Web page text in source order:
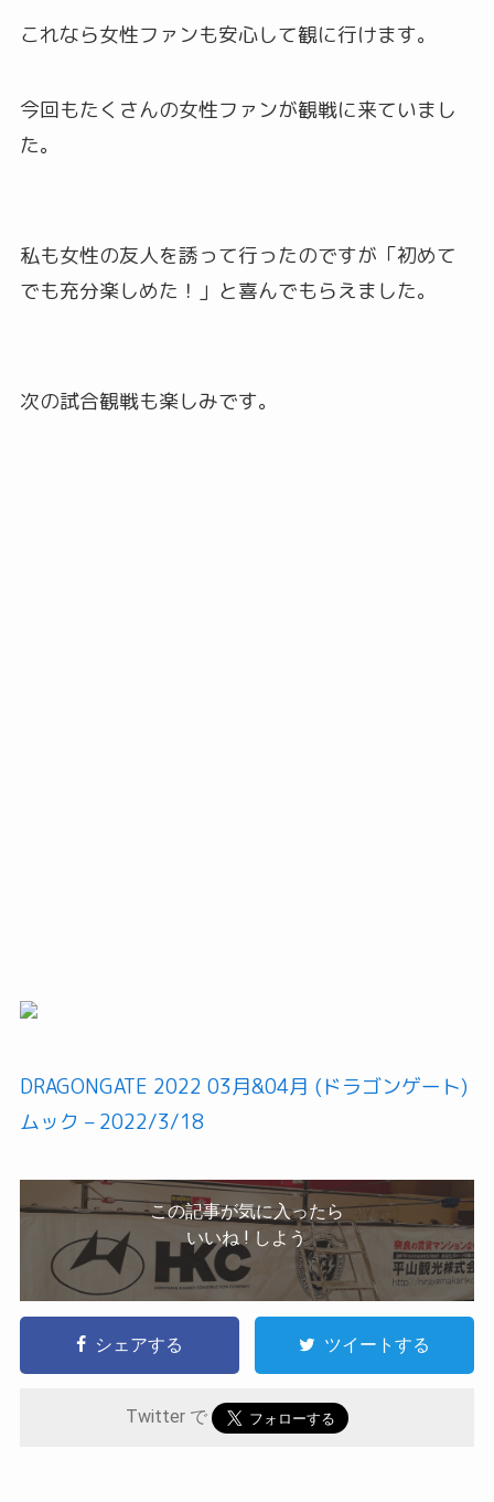
これなら女性ファンも安心して観に行けます。
今回もたくさんの女性ファンが観戦に来ていまし
た。
私も女性の友人を誘って行ったのですが「初めて
でも充分楽しめた！」と喜んでもらえました。
次の試合観戦も楽しみです。
DRAGONGATE 2022 03月&04月 (ドラゴンゲート)
ムック – 2022/3/18
この記事が気に入ったら
いいね ! しよう
シェアする ツイートする
Twitter で